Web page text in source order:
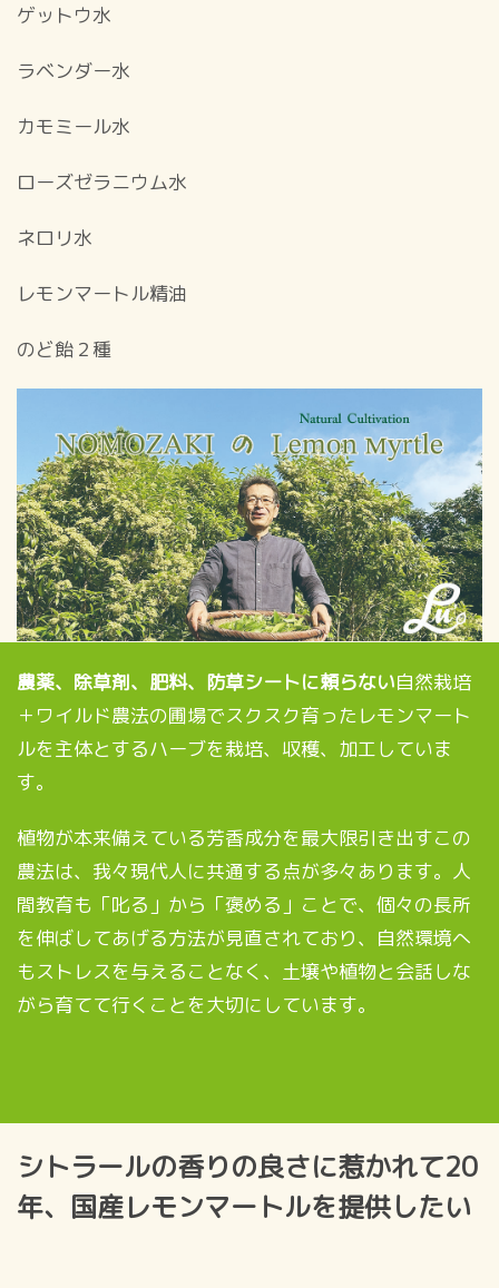
ゲットウ水
ラベンダー水
カモミール水
ローズゼラニウム水
ネロリ水
レモンマートル精油
のど飴２種
農薬、除草剤、肥料、防草シートに頼らない自然栽培
＋ワイルド農法の圃場でスクスク育ったレモンマート
ルを主体とするハーブを栽培、収穫、加工していま
す。
植物が本来備えている芳香成分を最大限引き出すこの
農法は、我々現代人に共通する点が多々あります。人
間教育も「叱る」から「褒める」ことで、個々の長所
を伸ばしてあげる方法が見直されており、自然環境へ
もストレスを与えることなく、土壌や植物と会話しな
がら育てて行くことを大切にしています。
シトラールの香りの良さに惹かれて20
年、国産レモンマートルを提供したい